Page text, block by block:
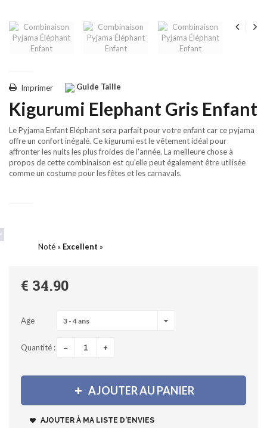
Guide Taille
Imprimer
Kigurumi Elephant Gris Enfant
Le Pyjama Enfant Eléphant sera parfait pour votre enfant car ce pyjama
offre un confort inégalé. Ce kigurumi est le vêtement idéal pour
affronter les nuits les plus froides de l'année. La meilleure chose à
propos de cette combinaison est qu'elle peut également être utilisée
comme un costume pour les fêtes et les carnavals.
Noté « Excellent »
€ 34.90
Age 3 - 4 ans
Quantité : - +
AJOUTER AU PANIER
AJOUTER À MA LISTE D'ENVIES